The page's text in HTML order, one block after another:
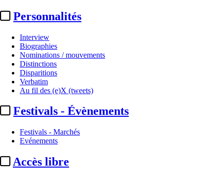
Personnalités
Interview
Biographies
Nominations / mouvements
Distinctions
Disparitions
Verbatim
Au fil des (e)X (tweets)
Festivals - Évènements
Festivals - Marchés
Evénements
Accès libre